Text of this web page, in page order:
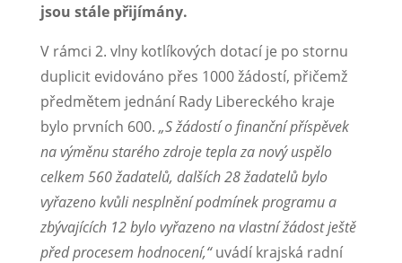
jsou stále přijímány.
V rámci 2. vlny kotlíkových dotací je po stornu
duplicit evidováno přes 1000 žádostí, přičemž
předmětem jednání Rady Libereckého kraje
bylo prvních 600. „S žádostí o finanční příspěvek
na výměnu starého zdroje tepla za nový uspělo
celkem 560 žadatelů, dalších 28 žadatelů bylo
vyřazeno kvůli nesplnění podmínek programu a
zbývajících 12 bylo vyřazeno na vlastní žádost ještě
před procesem hodnocení,“uvádí krajská radní